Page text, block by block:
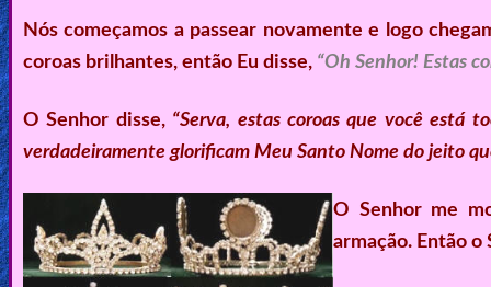
Nós começamos a passear novamente e logo
coroas brilhantes, então Eu disse, “Oh Senhor! Estas
O Senhor disse, “Serva, estas coroas que você está
verdadeiramente glorificam Meu Santo Nome do jeito
O Senhor me
armação. Então o